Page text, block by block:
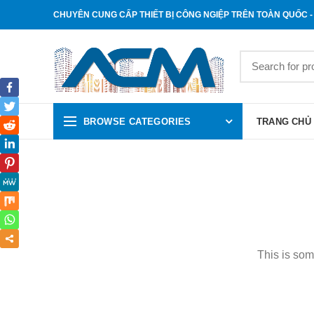
CHUYÊN CUNG CẤP THIẾT BỊ CÔNG NGIỆP TRÊN TOÀN QUỐC
BROWSE CATEGORIES TRANG CHỦ
This is